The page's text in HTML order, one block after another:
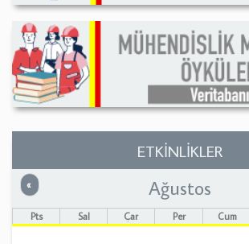
ETKİNLİKLER
« Önceki Ağustos
Pts Sal Çar Per Cum